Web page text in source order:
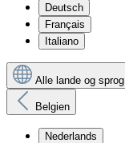
Deutsch
Français
Italiano
Alle lande og sprog
Belgien
Nederlands